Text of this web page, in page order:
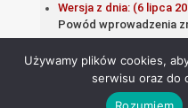
Wersja z dnia: (6 lipca
Powód wprowadzenia
Używamy plików cookies,
serwisu oraz do
Rozumiem